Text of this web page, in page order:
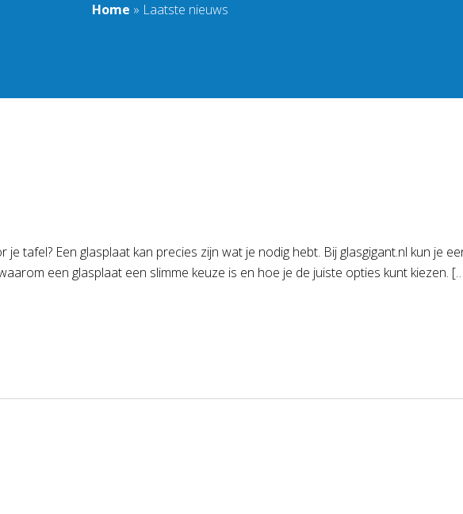
Home » Laatste nieuws
tafel? Een glasplaat kan precies zijn wat je nodig hebt. Bij glasgigant.nl kun je
een glasplaat een slimme keuze is en hoe je de juiste opties kunt kiezen.